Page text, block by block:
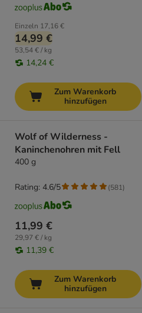
Einzeln 17,16 €
14,99 €
53,54 € / kg
14,24 €
Zum Warenkorb
hinzufügen
Wolf of Wilderness -
Kaninchenohren mit Fell
400 g
11,99 €
29,97 € / kg
11,39 €
Rating: 4.6/5 (581)
Zum Warenkorb
hinzufügen